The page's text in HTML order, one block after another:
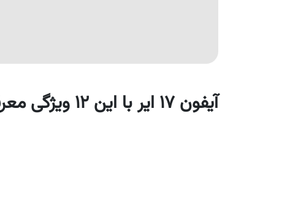
آیفون 17 ایر با این 12 ویژگی معرفی شد [بروزرسانی شد]